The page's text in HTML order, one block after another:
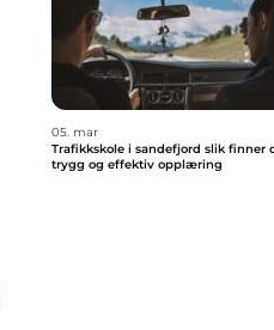
05. mar
Trafikkskole i sandefjord slik finner du
trygg og effektiv opplæring